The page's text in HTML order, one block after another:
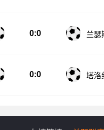
友情链接：美职联